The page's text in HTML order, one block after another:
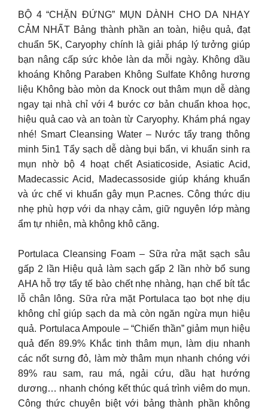
BỘ 4 “CHẶN ĐỨNG” MỤN DÀNH CHO DA NHẠY
CẢM NHẤT Bảng thành phần an toàn, hiệu quả, đạt
chuẩn 5K, Caryophy chính là giải pháp lý tưởng giúp
bạn nâng cấp sức khỏe làn da mỗi ngày. Không dầu
khoáng Không Paraben Không Sulfate Không hương
liệu Không bào mòn da Knock out thâm mụn dễ dàng
ngay tại nhà chỉ với 4 bước cơ bản chuẩn khoa học,
hiệu quả cao và an toàn từ Caryophy. Khám phá ngay
nhé! Smart Cleansing Water – Nước tẩy trang thông
minh 5in1 Tẩy sạch dễ dàng bụi bẩn, vi khuẩn sinh ra
mụn nhờ bộ 4 hoạt chết Asiaticoside, Asiatic Acid,
Madecassic Acid, Madecassoside giúp kháng khuẩn
và ức chế vi khuẩn gây mụn P.acnes. Công thức dịu
nhẹ phù hợp với da nhạy cảm, giữ nguyên lớp màng
ẩm tự nhiên, mà không khô căng.
Portulaca Cleansing Foam – Sữa rửa mặt sạch sâu
gấp 2 lần Hiệu quả làm sạch gấp 2 lần nhờ bổ sung
AHA hỗ trợ tẩy tế bào chết nhẹ nhàng, hạn chế bít tắc
lỗ chân lông. Sữa rửa mặt Portulaca tạo bọt nhẹ dịu
không chỉ giúp sạch da mà còn ngăn ngừa mụn hiệu
quả. Portulaca Ampoule – “Chiến thần” giảm mụn hiệu
quả đến 89.9% Khắc tinh thâm mụn, làm dịu nhanh
các nốt sưng đỏ, làm mờ thâm mụn nhanh chóng với
89% rau sam, rau má, ngải cứu, dầu hạt hướng
dương… nhanh chóng kết thúc quá trình viêm do mụn.
Công thức chuyên biệt với bảng thành phần không